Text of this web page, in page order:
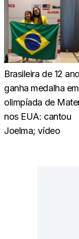
Brasileira de 12
ganha medalha em
olimpíada de
nos EUA: cantou
Joelma; vídeo